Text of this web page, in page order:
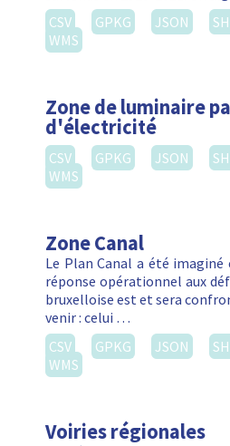
CSV
GPKG JSON
WMS
Zone de luminaire
d'électricité
CSV GPKG JSON
WMS
Zone Canal
Le Plan Canal a été imaginé
réponse opérationnel aux
bruxelloise est et sera
venir : celui …
CSV
GPKG JSON
WMS
Voiries régionales